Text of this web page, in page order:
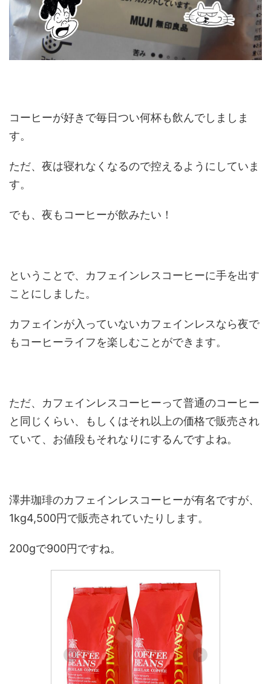
コーヒーが好きで毎日つい何杯も飲んでしましま
す。
ただ、夜は寝れなくなるので控えるようにしていま
す。
でも、夜もコーヒーが飲みたい！
ということで、カフェインレスコーヒーに手を出す
ことにしました。
カフェインが入っていないカフェインレスなら夜で
もコーヒーライフを楽しむことができます。
ただ、カフェインレスコーヒーって普通のコーヒー
と同じくらい、もしくはそれ以上の価格で販売され
ていて、お値段もそれなりにするんですよね。
澤井珈琲のカフェインレスコーヒーが有名ですが、
1kg4,500円で販売されていたりします。
200gで900円ですね。